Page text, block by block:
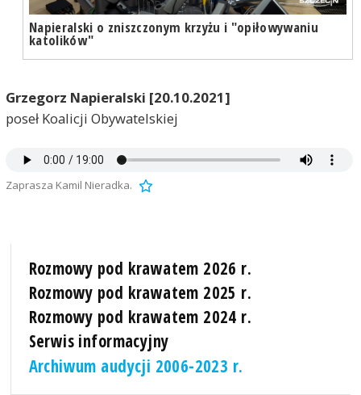
Napieralski o zniszczonym krzyżu i "opiłowywaniu
katolików"
Grzegorz Napieralski [20.10.2021]
poseł Koalicji Obywatelskiej
Zaprasza Kamil Nieradka.
Rozmowy pod krawatem 2026 r.
Rozmowy pod krawatem 2025 r.
Rozmowy pod krawatem 2024 r.
Serwis informacyjny
Archiwum audycji 2006-2023 r.